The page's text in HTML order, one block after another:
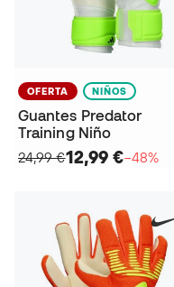
OFERTA NIÑOS
Guantes Predator
Training Niño
24,99 €12,99 €−48%